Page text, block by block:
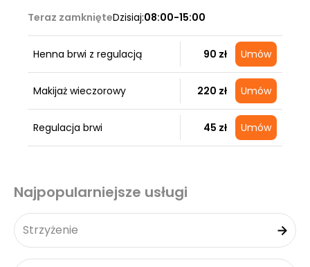
Teraz zamknięteDzisiaj:08:00-15:00
Henna brwi z regulacją 90 zł Umów
Makijaż wieczorowy 220 zł Umów
Regulacja brwi 45 zł Umów
Najpopularniejsze usługi
Strzyżenie